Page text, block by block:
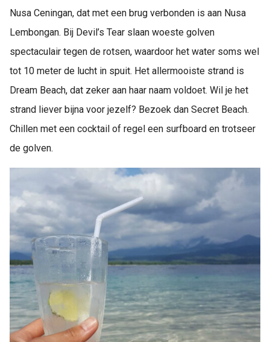
Nusa Ceningan, dat met een brug verbonden is aan Nusa
Lembongan. Bij Devil’s Tear slaan woeste golven
spectaculair tegen de rotsen, waardoor het water soms wel
tot 10 meter de lucht in spuit. Het allermooiste strand is
Dream Beach, dat zeker aan haar naam voldoet. Wil je het
strand liever bijna voor jezelf? Bezoek dan Secret Beach.
Chillen met een cocktail of regel een surfboard en trotseer
de golven.